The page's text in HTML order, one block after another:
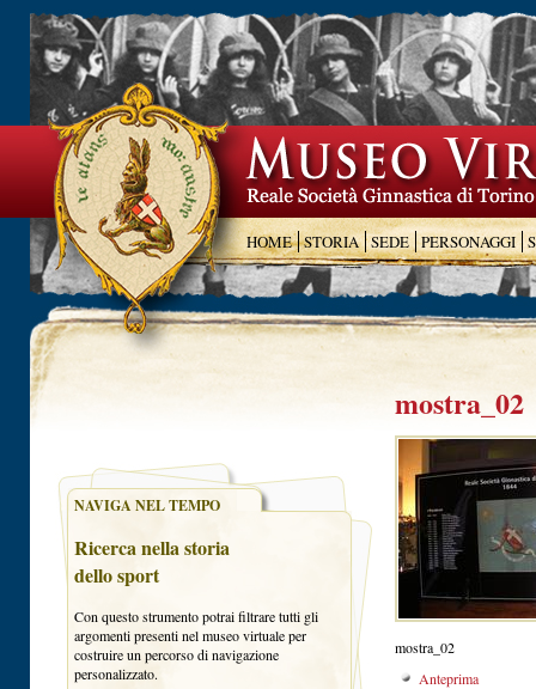
HOME STORIA SEDE PERSONAGGI
NAVIGA NEL TEMPO
Ricerca nella storia
dello sport
Con questo strumento potrai filtrare tutti gli
argomenti presenti nel museo virtuale per
costruire un percorso di navigazione
personalizzato.
mostra_02
mostra_02
Anteprima